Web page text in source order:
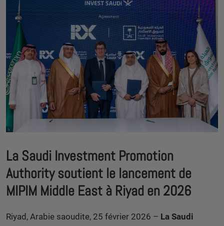
La Saudi Investment Promotion
Authority soutient le lancement de
MIPIM Middle East à Riyad en 2026
Riyad, Arabie saoudite, 25 février 2026 – La Saudi